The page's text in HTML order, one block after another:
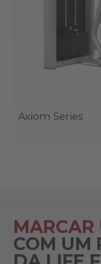
Axiom Series
MARCAR
COM UM